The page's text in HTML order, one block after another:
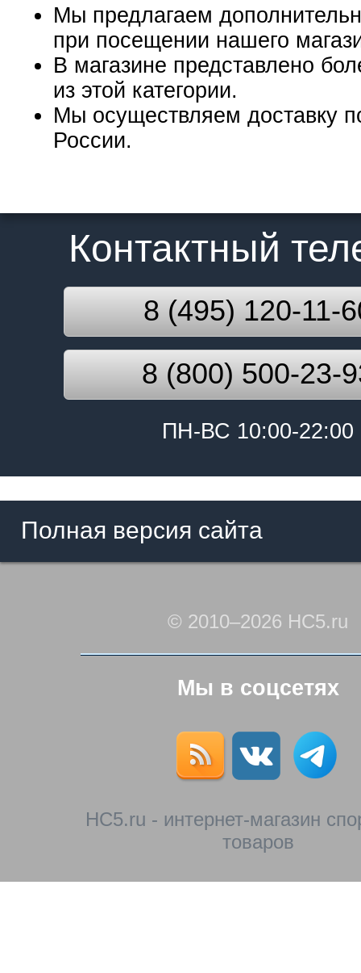
Мы предлагаем
при посещении нашего
В магазине представлено
из этой категории.
Мы осуществляем доставку
России.
Контактный
8 (495) 120-11-
8 (800) 500-23-
ПН-ВС 10:00-22:00
Полная версия сайта
© 2010–2026 HC5.ru
Мы в соцсетях
HC5.ru - интернет-магазин
товаров